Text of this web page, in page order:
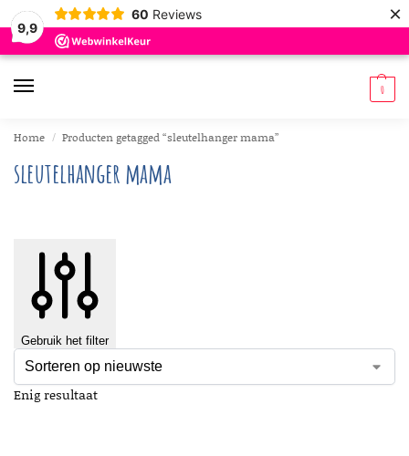
9,9
60 Reviews ×
0
Home / Producten getagged “sleutelhanger mama”
sleutelhanger mama
Gebruik het filter
Enig resultaat